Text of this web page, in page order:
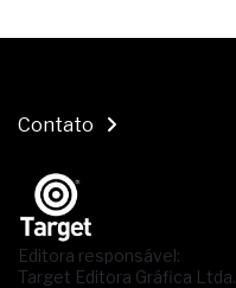
Contato
Editora responsável:
Target Editora Gráfica Ltda.